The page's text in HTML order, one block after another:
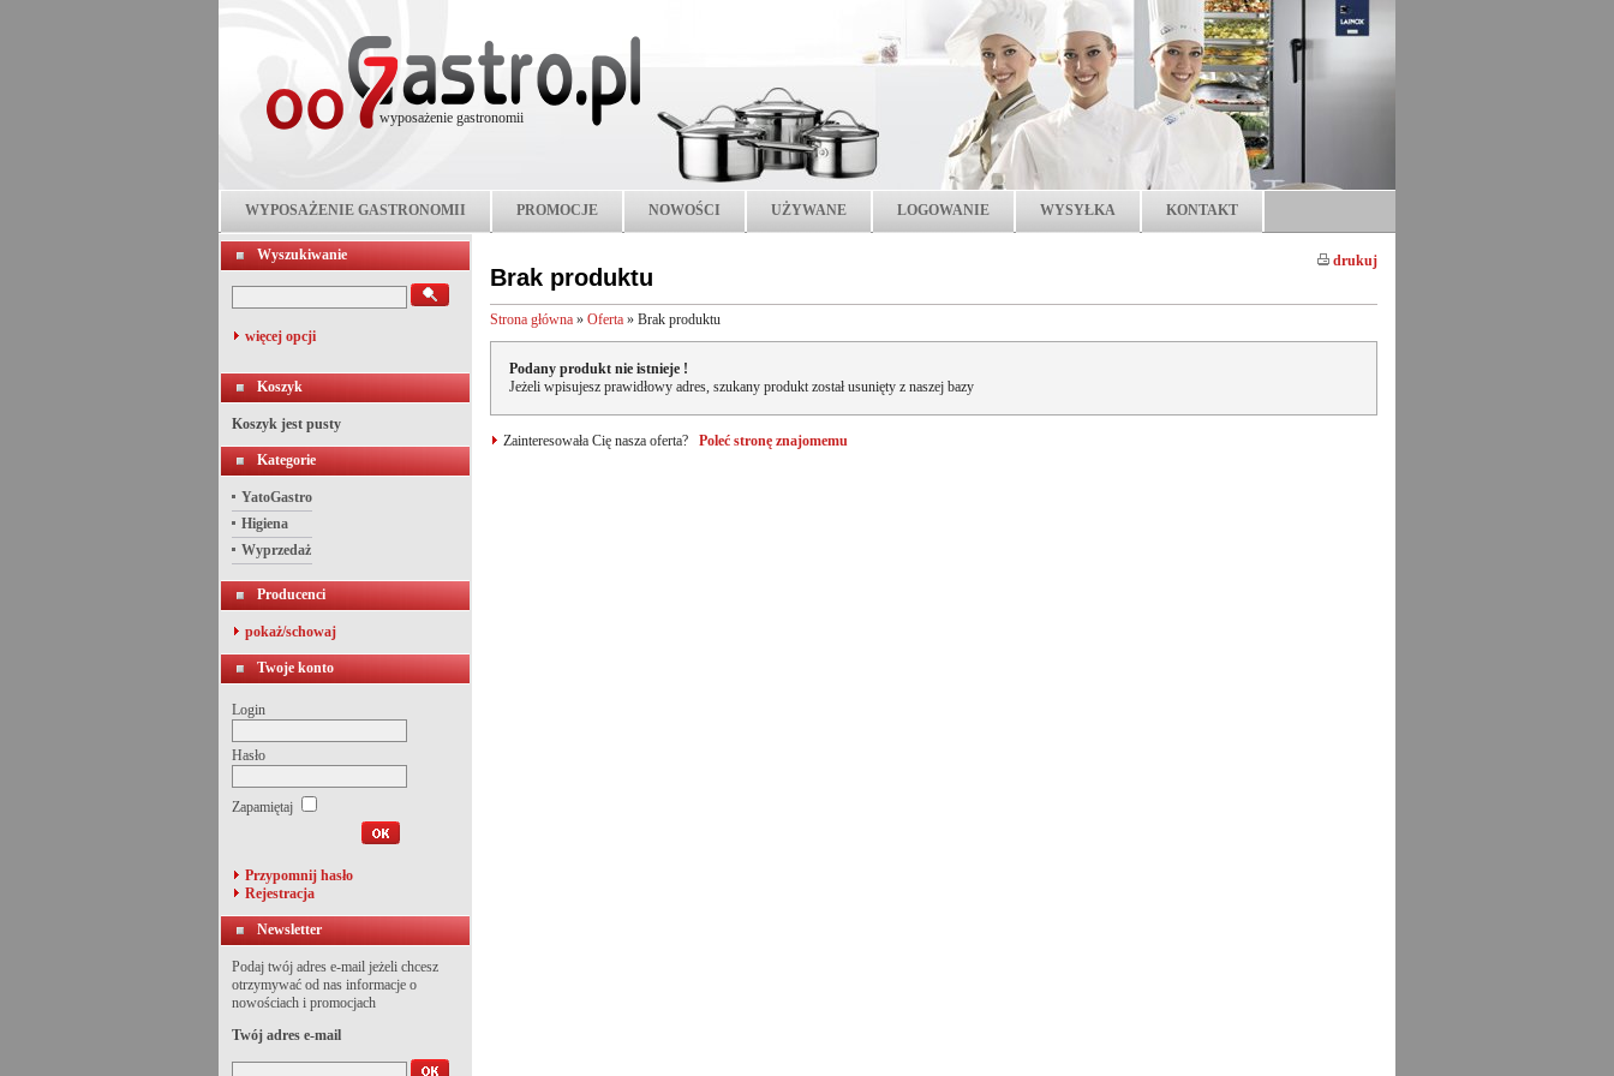
wyposażenie gastronomii
WYPOSAŻENIE GASTRONOMII PROMOCJE NOWOŚCI UŻYWANE LOGOWANIE WYSYŁKA KONTAKT
Wyszukiwanie
więcej opcji
Koszyk
Koszyk jest pusty
Kategorie
YatoGastro
Higiena
Wyprzedaż
Producenci
pokaż/schowaj
Twoje konto
Login
Hasło
Zapamiętaj
Przypomnij hasło
Rejestracja
Newsletter
Podaj twój adres e-mail jeżeli chcesz
otrzymywać od nas informacje o
nowościach i promocjach
Twój adres e-mail
drukuj
Brak produktu
Strona główna » Oferta » Brak produktu
Podany produkt nie istnieje !
Jeżeli wpisujesz prawidłowy adres, szukany produkt został usunięty z naszej bazy
Zainteresowała Cię nasza oferta? Poleć stronę znajomemu